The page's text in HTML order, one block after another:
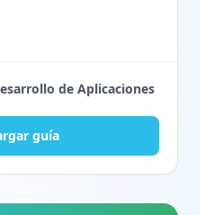
de Aplicaciones
guía